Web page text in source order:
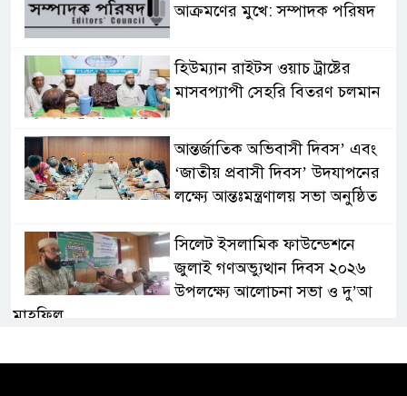
আক্রমণের মুখে: সম্পাদক পরিষদ
হিউম্যান রাইটস ওয়াচ ট্রাষ্টের
মাসবপ্যাপী সেহরি বিতরণ চলমান
আন্তর্জাতিক অভিবাসী দিবস’ এবং
‘জাতীয় প্রবাসী দিবস’ উদযাপনের
লক্ষ্যে আন্তঃমন্ত্রণালয় সভা অনুষ্ঠিত
সিলেট ইসলামিক ফাউন্ডেশনে
জুলাই গণঅভ্যুত্থান দিবস ২০২৬
উপলক্ষ্যে আলোচনা সভা ও দু’আ
মাহফিল
পরিবেশ রক্ষায় ব্যক্তিগত উদ্যোগ